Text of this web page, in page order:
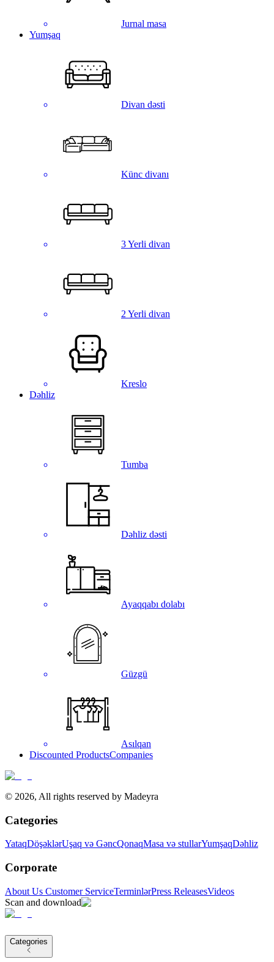
Jurnal masa
Yumşaq
Divan dəsti
Künc divanı
3 Yerli divan
2 Yerli divan
Kreslo
Dəhliz
Tumba
Dəhliz dəsti
Ayaqqabı dolabı
Güzgü
Asılqan
Discounted ProductsCompanies
© 2026, All rights reserved by Madeyra
Categories
YataqDöşəklərUşaq və GəncQonaqMasa və stullarYumşaqDəhliz
Corporate
About Us Customer ServiceTerminlərPress ReleasesVideos
Scan and download
Categories